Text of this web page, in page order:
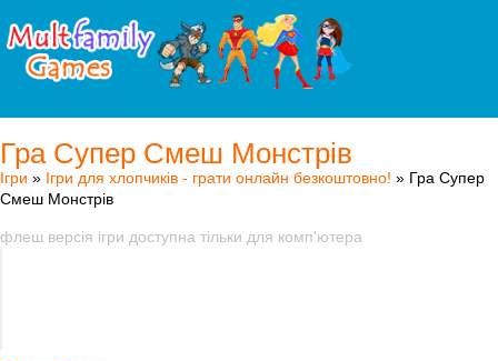
Гра Супер Смеш Монстрів
Ігри » Ігри для хлопчиків - грати онлайн безкоштовно! » Гра Супер
Смеш Монстрів
флеш версія ігри доступна тільки для комп'ютера